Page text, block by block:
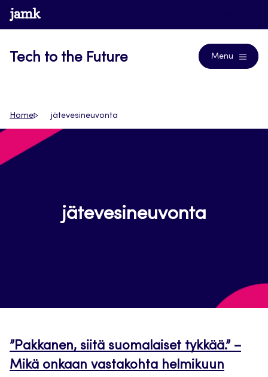
Siirry
suoraan
www.jamk.fi
Tech to the Future Menu
Home jätevesineuvonta
jätevesineuvonta
”Pakkanen, siitä suomalaiset tykkää.” –
Mikä onkaan vastakohta helmikuun